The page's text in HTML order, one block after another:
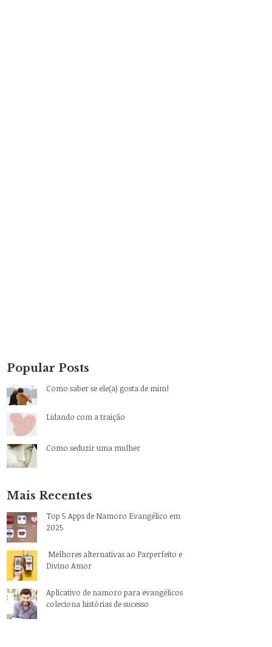
Popular Posts
Como saber se ele(a) gosta de mim!
Lidando com a traição
Como seduzir uma mulher
Mais Recentes
Top 5 Apps de Namoro Evangélico em
2025
Melhores alternativas ao Parperfeito e
Divino Amor
Aplicativo de namoro para evangélicos
coleciona histórias de sucesso